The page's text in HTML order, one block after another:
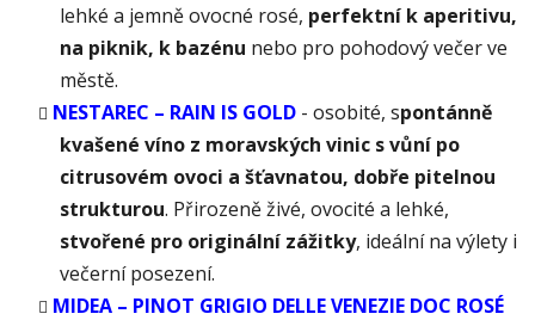
lehké a jemně ovocné rosé, perfektní k aperitivu,
na piknik, k bazénu nebo pro pohodový večer ve
městě.
NESTAREC – RAIN IS GOLD - osobité, spontánně
kvašené víno z moravských vinic s vůní po
citrusovém ovoci a šťavnatou, dobře pitelnou
strukturou. Přirozeně živé, ovocité a lehké,
stvořené pro originální zážitky, ideální na výlety i
večerní posezení.
MIDEA – PINOT GRIGIO DELLE VENEZIE DOC ROSÉ